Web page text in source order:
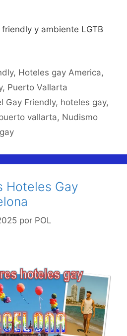
y ambiente LGTB
, Hoteles gay America,
, Puerto Vallarta
Gay Friendly, hoteles gay,
vallarta, Nudismo
Hoteles Gay
por POL